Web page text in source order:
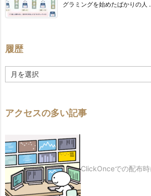
グラミングを始めたばかりの人
履歴
歴
アクセスの多い記事
ClickOnceでの配布